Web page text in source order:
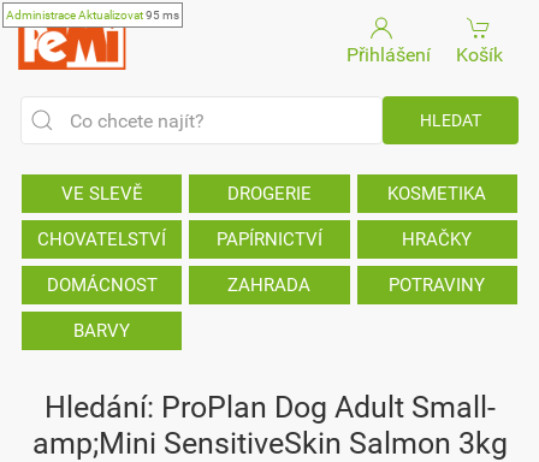
AdministraceAktualizovat95 ms
Přihlášení Košík
VE SLEVĚ DROGERIE KOSMETIKA
CHOVATELSTVÍ PAPÍRNICTVÍ HRAČKY
DOMÁCNOST ZAHRADA POTRAVINY
BARVY
Hledání: ProPlan Dog Adult Small-
amp;Mini SensitiveSkin Salmon 3kg